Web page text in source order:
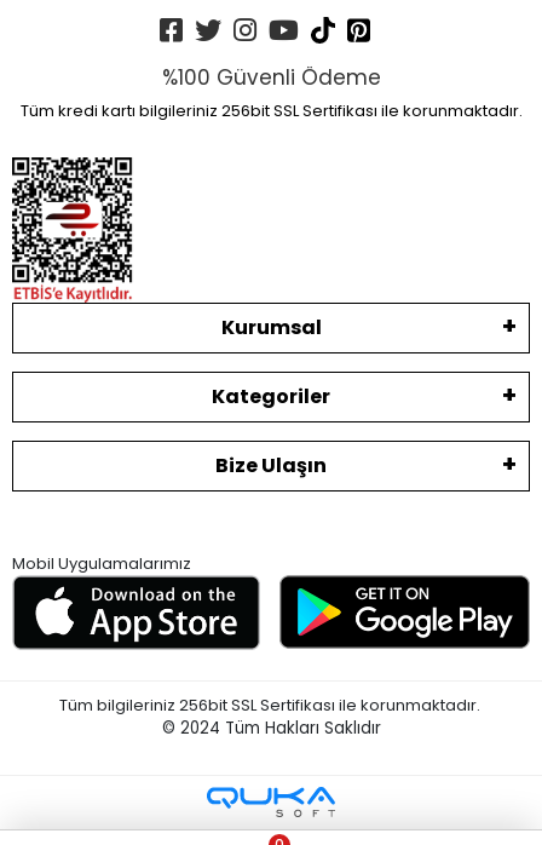
%100 Güvenli Ödeme
Tüm kredi kartı bilgileriniz 256bit SSL Sertifikası ile korunmaktadır.
Kurumsal
Kategoriler
Bize Ulaşın
Mobil Uygulamalarımız
Tüm bilgileriniz 256bit SSL Sertifikası ile korunmaktadır.
© 2024 Tüm Hakları Saklıdır